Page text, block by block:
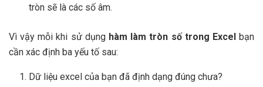
tròn sẽ là các số âm.
Vì vậy mỗi khi sử dụng hàm làm tròn số trong Excelbạn
cần xác định ba yếu tố sau:
Dữ liệu excel của bạn đã định dạng đúng chưa?